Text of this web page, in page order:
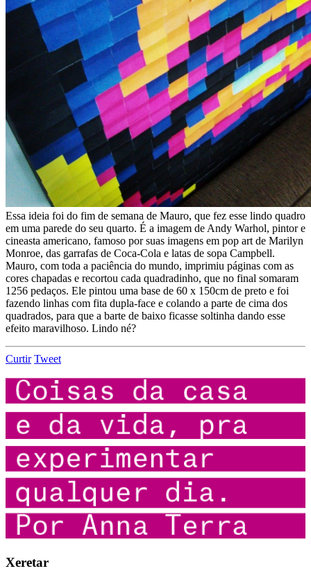
Essa ideia foi do fim de semana de Mauro, que fez esse lindo quadro
em uma parede do seu quarto. É a imagem de Andy Warhol, pintor e
cineasta americano, famoso por suas imagens em pop art de Marilyn
Monroe, das garrafas de Coca-Cola e latas de sopa Campbell.
Mauro, com toda a paciência do mundo, imprimiu páginas com as
cores chapadas e recortou cada quadradinho, que no final somaram
1256 pedaços. Ele pintou uma base de 60 x 150cm de preto e foi
fazendo linhas com fita dupla-face e colando a parte de cima dos
quadrados, para que a barte de baixo ficasse soltinha dando esse
efeito maravilhoso. Lindo né?
Curtir Tweet
Xeretar